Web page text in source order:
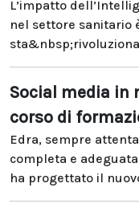
L’impatto
nel settore sanitario
Social media in
corso di
Edra, sempre
completa e
ha progettato il